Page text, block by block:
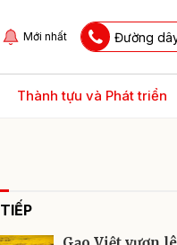
Mới nhất Đường
Thành tựu và Phát triển